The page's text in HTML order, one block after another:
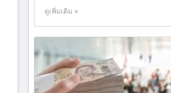
ดูเพิ่มเติม »